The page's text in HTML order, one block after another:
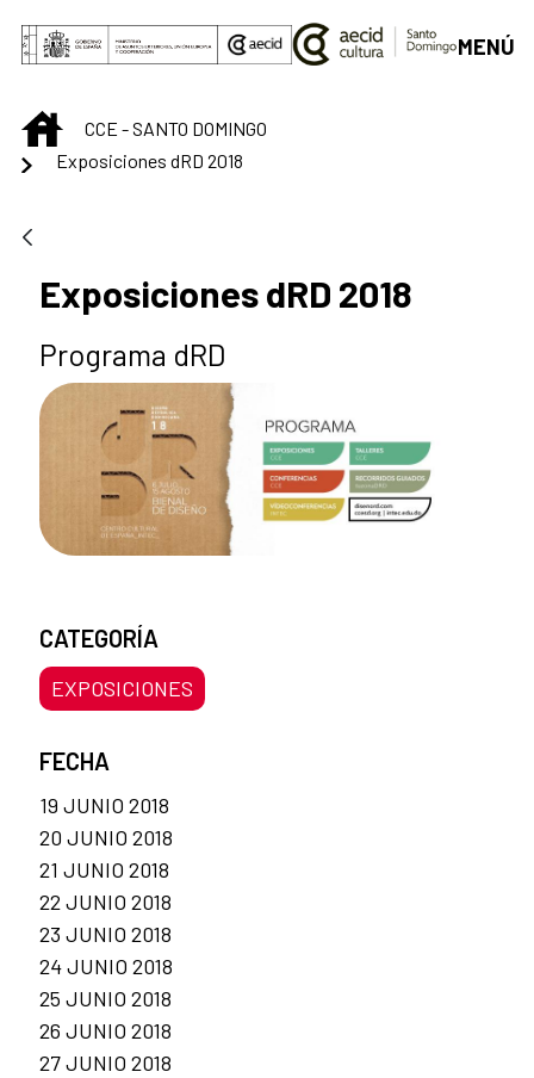
Saltar al contenido principal
MENÚ
INICIOCCE - SANTO DOMINGO
Exposiciones dRD 2018
Exposiciones dRD 2018
Programa dRD
CATEGORÍA
EXPOSICIONES
FECHA
19 JUNIO 2018
20 JUNIO 2018
21 JUNIO 2018
22 JUNIO 2018
23 JUNIO 2018
24 JUNIO 2018
25 JUNIO 2018
26 JUNIO 2018
27 JUNIO 2018